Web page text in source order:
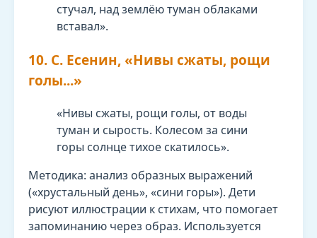
стучал, над землёю туман облаками
вставал».
10. С. Есенин, «Нивы сжаты, рощи
голы...»
«Нивы сжаты, рощи голы, от воды
туман и сырость. Колесом за сини
горы солнце тихое скатилось».
Методика: анализ образных выражений
(«хрустальный день», «сини горы»). Дети
рисуют иллюстрации к стихам, что помогает
запоминанию через образ. Используется